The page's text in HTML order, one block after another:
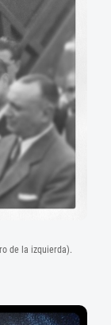
de la izquierda).